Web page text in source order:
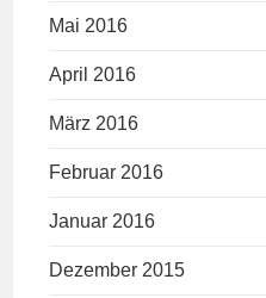
Mai 2016
April 2016
März 2016
Februar 2016
Januar 2016
Dezember 2015